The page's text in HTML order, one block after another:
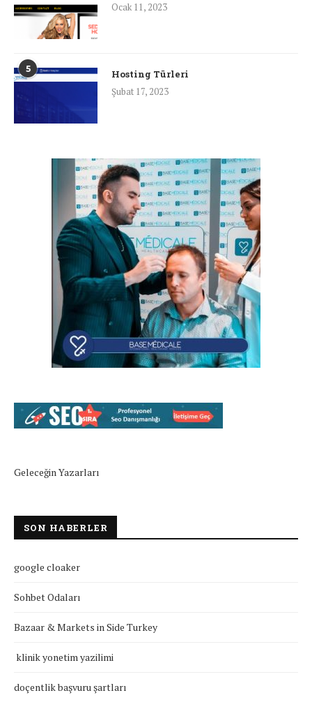
Ocak 11, 2023
5
Hosting Türleri
Şubat 17, 2023
Geleceğin Yazarları
SON HABERLER
google cloaker
Sohbet Odaları
Bazaar & Markets in Side Turkey
klinik yonetim yazilimi
doçentlik başvuru şartları